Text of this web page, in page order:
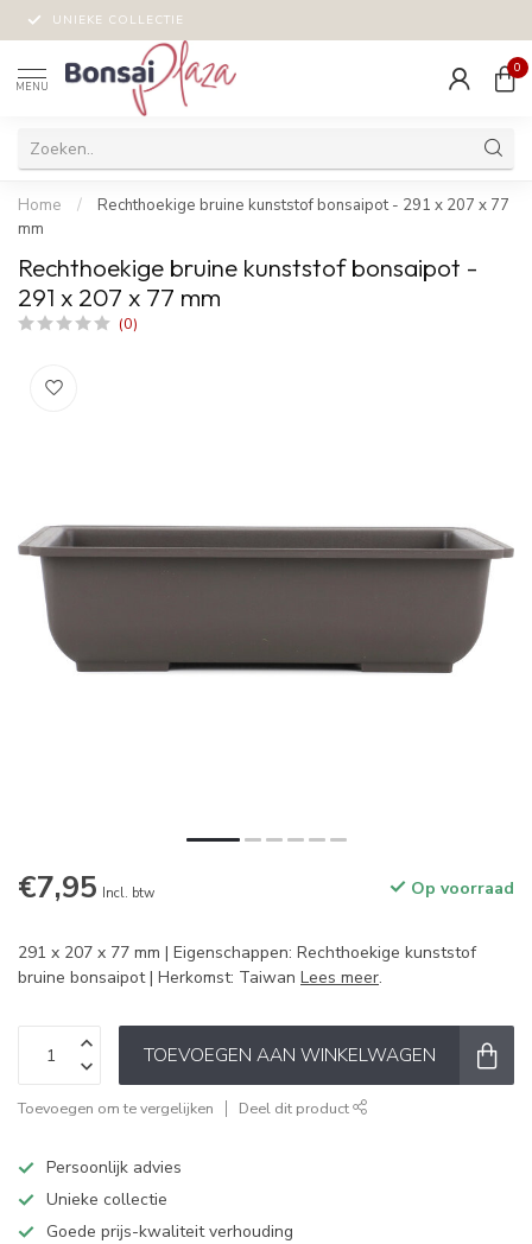
UNIEKE COLLECTIE
MENU
0
Home /
Rechthoekige bruine kunststof bonsaipot - 291 x 207 x 77
mm
Rechthoekige bruine kunststof bonsaipot -
291 x 207 x 77 mm
(0)
€7,95 Incl. btw Op voorraad
291 x 207 x 77 mm | Eigenschappen: Rechthoekige kunststof
bruine bonsaipot | Herkomst: Taiwan Lees meer.
TOEVOEGEN AAN WINKELWAGEN
Toevoegen om te vergelijken Deel dit product
Persoonlijk advies
Unieke collectie
Goede prijs-kwaliteit verhouding